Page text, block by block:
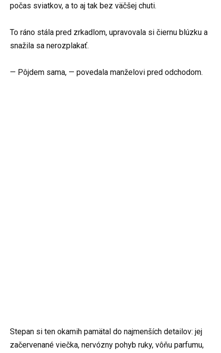
počas sviatkov, a to aj tak bez väčšej chuti.
To ráno stála pred zrkadlom, upravovala si čiernu blúzku a
snažila sa nerozplakať.
— Pôjdem sama, — povedala manželovi pred odchodom.
Stepan si ten okamih pamätal do najmenších detailov: jej
začervenané viečka, nervózny pohyb ruky, vôňu parfumu,